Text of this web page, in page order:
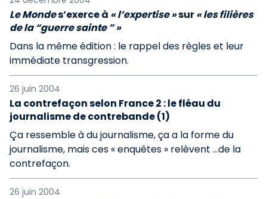
Le Mondes’exerce à « l’expertise »sur « les filières
de la “guerre sainte ” »
Dans la même édition : le rappel des règles et leur
immédiate transgression.
26 juin 2004
La contrefaçon selon France 2 : le fléau du
journalisme de contrebande (1)
Ça ressemble à du journalisme, ça a la forme du
journalisme, mais ces « enquêtes » relèvent ...de la
contrefaçon.
26 juin 2004